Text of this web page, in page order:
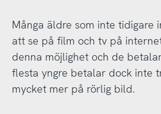
Många äldre som inte tidigare
att se på film och tv på
denna möjlighet och de
flesta yngre betalar dock inte
mycket mer på rörlig bild.